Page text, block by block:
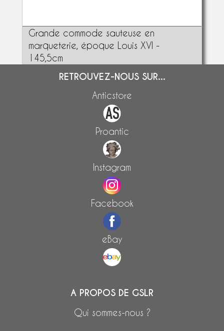
Grande commode sauteuse en
marqueterie, époque Louis XVI -
145,5cm
RETROUVEZ-NOUS SUR...
Anticstore
Proantic
Instagram
Facebook
eBay
A PROPOS DE GSLR
Qui sommes-nous ?